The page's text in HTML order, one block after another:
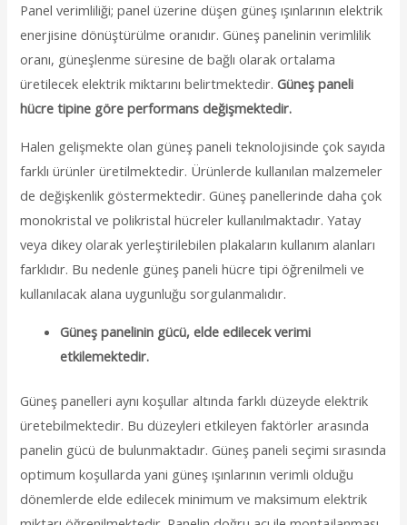
Panel verimliliği; panel üzerine düşen güneş ışınlarının elektrik
enerjisine dönüştürülme oranıdır. Güneş panelinin verimlilik
oranı, güneşlenme süresine de bağlı olarak ortalama
üretilecek elektrik miktarını belirtmektedir.Güneş paneli
hücre tipine göre performans değişmektedir.
Halen gelişmekte olan güneş paneli teknolojisinde çok sayıda
farklı ürünler üretilmektedir. Ürünlerde kullanılan malzemeler
de değişkenlik göstermektedir. Güneş panellerinde daha çok
monokristal ve polikristal hücreler kullanılmaktadır. Yatay
veya dikey olarak yerleştirilebilen plakaların kullanım alanları
farklıdır. Bu nedenle güneş paneli hücre tipi öğrenilmeli ve
kullanılacak alana uygunluğu sorgulanmalıdır.
Güneş panelinin gücü, elde edilecek verimi
etkilemektedir.
Güneş panelleri aynı koşullar altında farklı düzeyde elektrik
üretebilmektedir. Bu düzeyleri etkileyen faktörler arasında
panelin gücü de bulunmaktadır. Güneş paneli seçimi sırasında
optimum koşullarda yani güneş ışınlarının verimli olduğu
dönemlerde elde edilecek minimum ve maksimum elektrik